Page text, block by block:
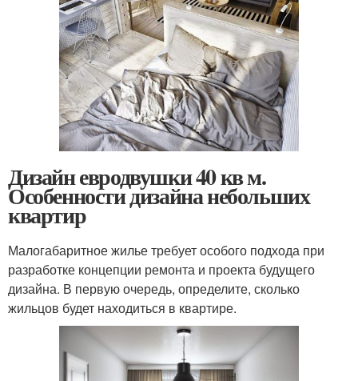
Дизайн евродвушки 40 кв м.
Особенности дизайна небольших
квартир
Малогабаритное жилье требует особого подхода при
разработке концепции ремонта и проекта будущего
дизайна. В первую очередь, определите, сколько
жильцов будет находиться в квартире.